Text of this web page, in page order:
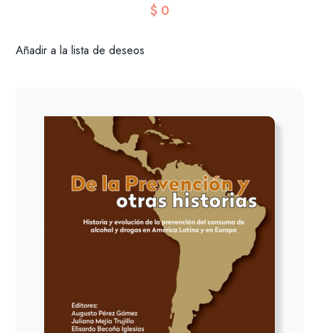
$0
Añadir a la lista de deseos